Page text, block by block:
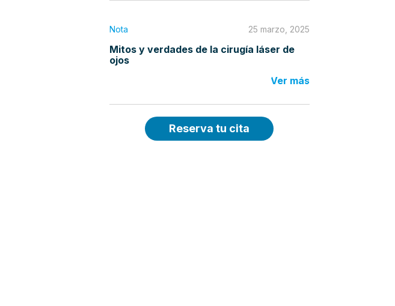
Nota 25 marzo, 2025
Mitos y verdades de la cirugía láser de
ojos
Ver más
Reserva tu cita